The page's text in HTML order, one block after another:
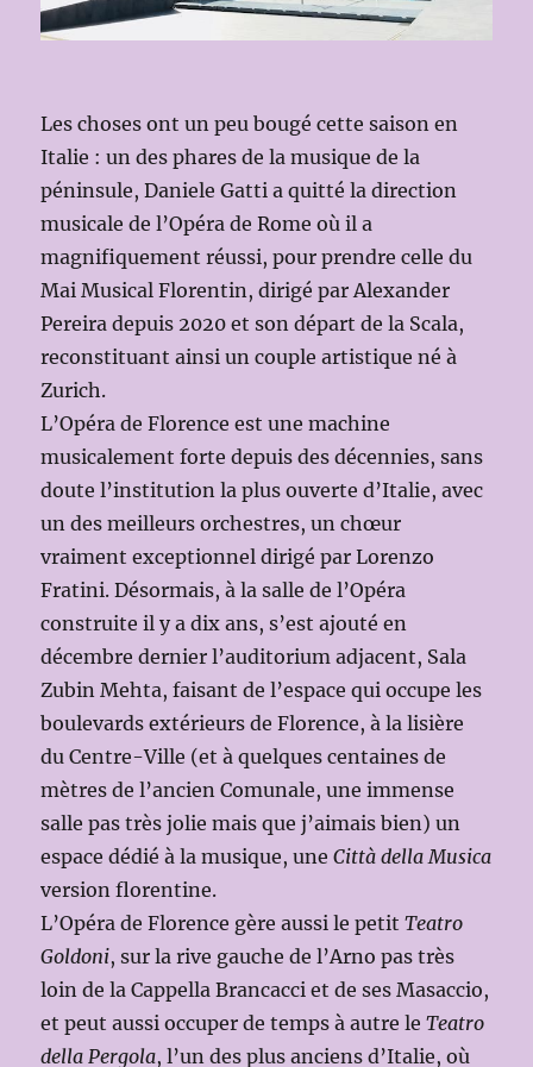
Les choses ont un peu bougé cette saison en
Italie : un des phares de la musique de la
péninsule, Daniele Gatti a quitté la direction
musicale de l’Opéra de Rome où il a
magnifiquement réussi, pour prendre celle du
Mai Musical Florentin, dirigé par Alexander
Pereira depuis 2020 et son départ de la Scala,
reconstituant ainsi un couple artistique né à
Zurich.
L’Opéra de Florence est une machine
musicalement forte depuis des décennies, sans
doute l’institution la plus ouverte d’Italie, avec
un des meilleurs orchestres, un chœur
vraiment exceptionnel dirigé par Lorenzo
Fratini. Désormais, à la salle de l’Opéra
construite il y a dix ans, s’est ajouté en
décembre dernier l’auditorium adjacent, Sala
Zubin Mehta, faisant de l’espace qui occupe les
boulevards extérieurs de Florence, à la lisière
du Centre-Ville (et à quelques centaines de
mètres de l’ancien Comunale, une immense
salle pas très jolie mais que j’aimais bien) un
espace dédié à la musique, uneCittà della Musica
version florentine.
L’Opéra de Florence gère aussi le petitTeatro
Goldoni, sur la rive gauche de l’Arno pas très
loin de la Cappella Brancacci et de ses Masaccio,
et peut aussi occuper de temps à autre leTeatro
della Pergola, l’un des plus anciens d’Italie, où